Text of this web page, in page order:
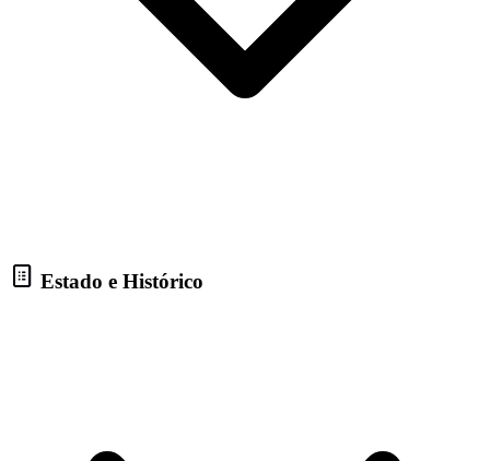
Estado e Histórico